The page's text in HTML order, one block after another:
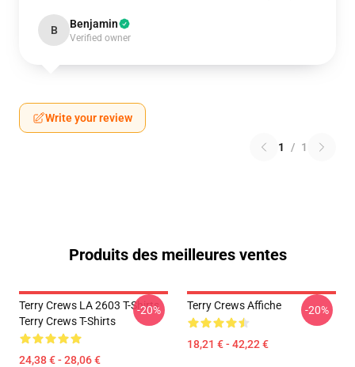
B Benjamin
Verified owner
Write your review
1 / 1
Produits des meilleures ventes
Terry Crews LA 2603 T-Shirts
Terry Crews T-Shirts
24,38 € - 28,06 €
-20% Terry Crews Affiche
18,21 € - 42,22 €
-20%